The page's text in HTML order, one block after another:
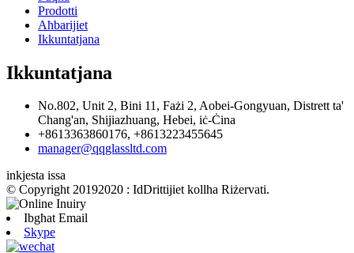
Prodotti
Aħbarijiet
Ikkuntatjana
Ikkuntatjana
No.802, Unit 2, Bini 11, Fażi 2, Aobei-Gongyuan, Distrett ta'
Chang'an, Shijiazhuang, Hebei, iċ-Ċina
+8613363860176, +8613223455645
manager@qqglassltd.com
inkjesta issa
© Copyright 20192020 : IdDrittijiet kollha Riżervati.
Ibgħat Email
Skype